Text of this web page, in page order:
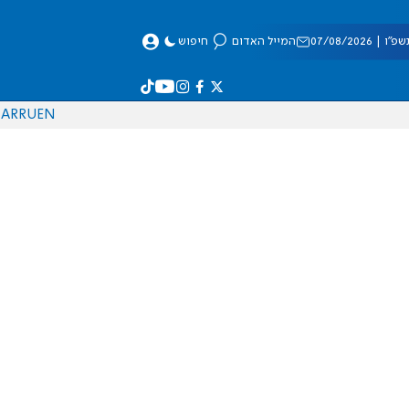
08/2026 המייל האדום חיפוש
EN
RU
AR